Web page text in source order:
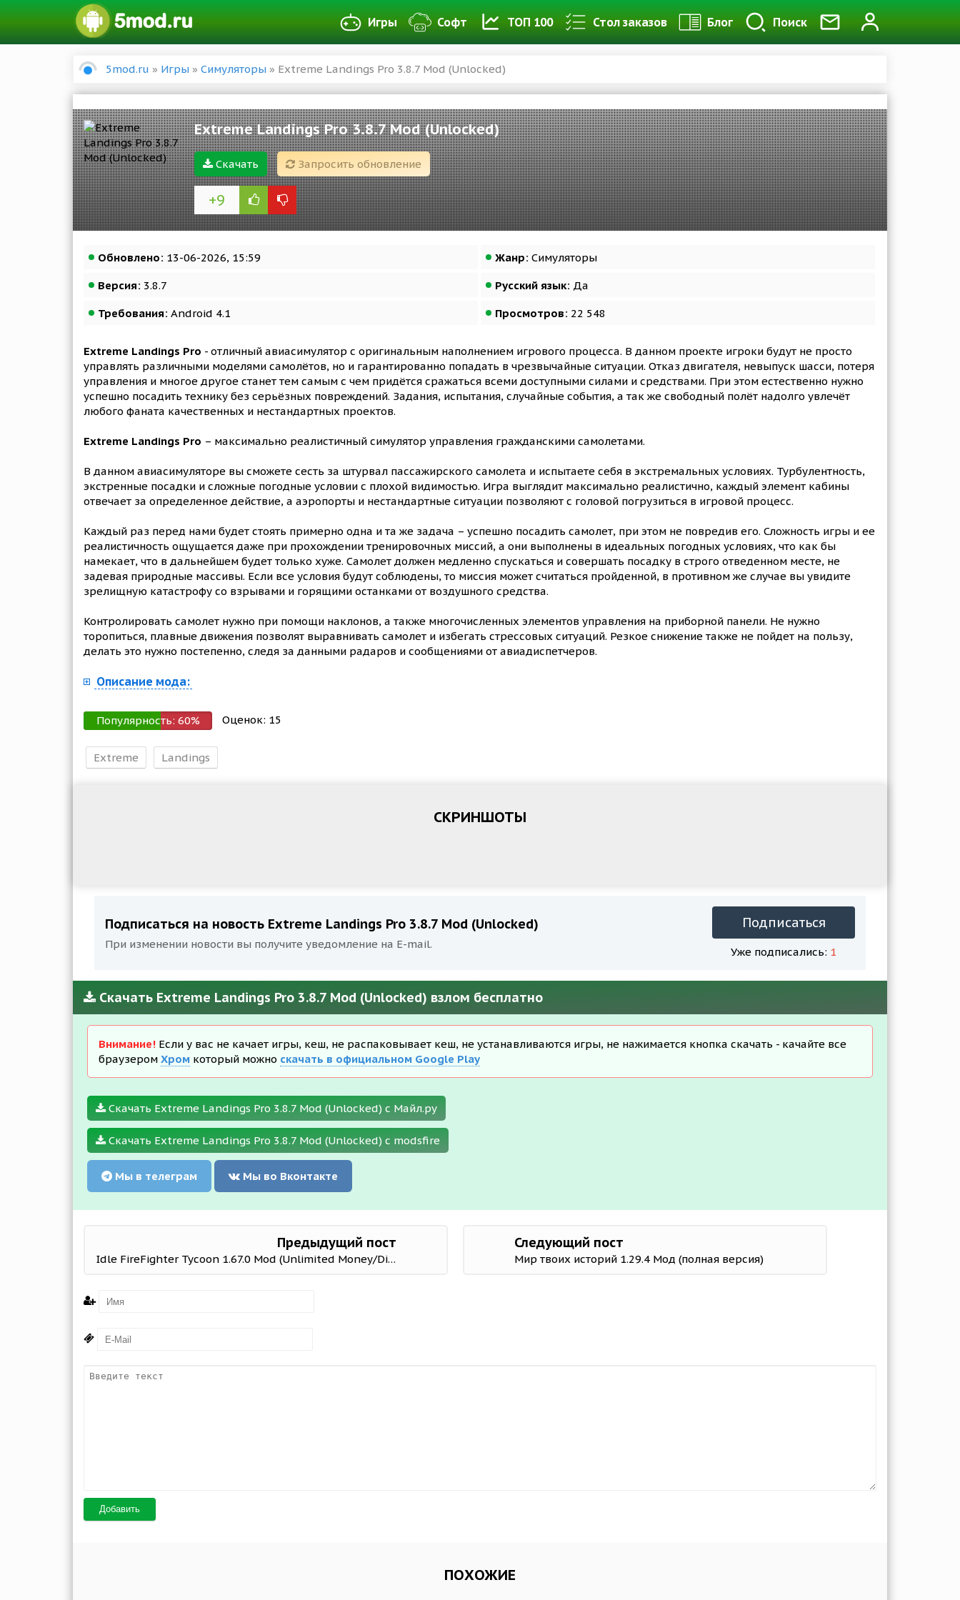
Игры Софт ТОП 100 Стол заказов Блог Поиск
5mod.ru » Игры » Симуляторы » Extreme Landings Pro 3.8.7 Mod (Unlocked)
Extreme Landings Pro 3.8.7 Mod (Unlocked)
Скачать Запросить обновление
+9
Обновлено: 13-06-2026, 15:59 Жанр: Симуляторы
Версия: 3.8.7 Русский язык: Да
Требования: Android 4.1 Просмотров: 22 548
Extreme Landings Pro - отличный авиасимулятор с оригинальным наполнением игрового процесса. В данном проекте игроки будут не просто
управлять различными моделями самолётов, но и гарантированно попадать в чрезвычайные ситуации. Отказ двигателя, невыпуск шасси, потеря
управления и многое другое станет тем самым с чем придётся сражаться всеми доступными силами и средствами. При этом естественно нужно
успешно посадить технику без серьёзных повреждений. Задания, испытания, случайные события, а так же свободный полёт надолго увлечёт
любого фаната качественных и нестандартных проектов.
Extreme Landings Pro – максимально реалистичный симулятор управления гражданскими самолетами.
В данном авиасимуляторе вы сможете сесть за штурвал пассажирского самолета и испытаете себя в экстремальных условиях. Турбулентность,
экстренные посадки и сложные погодные условии с плохой видимостью. Игра выглядит максимально реалистично, каждый элемент кабины
отвечает за определенное действие, а аэропорты и нестандартные ситуации позволяют с головой погрузиться в игровой процесс.
Каждый раз перед нами будет стоять примерно одна и та же задача – успешно посадить самолет, при этом не повредив его. Сложность игры и ее
реалистичность ощущается даже при прохождении тренировочных миссий, а они выполнены в идеальных погодных условиях, что как бы
намекает, что в дальнейшем будет только хуже. Самолет должен медленно спускаться и совершать посадку в строго отведенном месте, не
задевая природные массивы. Если все условия будут соблюдены, то миссия может считаться пройденной, в противном же случае вы увидите
зрелищную катастрофу со взрывами и горящими останками от воздушного средства.
Контролировать самолет нужно при помощи наклонов, а также многочисленных элементов управления на приборной панели. Не нужно
торопиться, плавные движения позволят выравнивать самолет и избегать стрессовых ситуаций. Резкое снижение также не пойдет на пользу,
делать это нужно постепенно, следя за данными радаров и сообщениями от авиадиспетчеров.
Описание мода:
Популярность: 60% Оценок: 15
Extreme Landings
СКРИНШОТЫ
Подписаться на новость Extreme Landings Pro 3.8.7 Mod (Unlocked)
При изменении новости вы получите уведомление на E-mail.
Подписаться
Уже подписались: 1
Скачать Extreme Landings Pro 3.8.7 Mod (Unlocked) взлом бесплатно
Внимание! Если у вас не качает игры, кеш, не распаковывает кеш, не устанавливаются игры, не нажимается кнопка скачать - качайте все
браузером Хром который можно скачать в официальном Google Play
Скачать Extreme Landings Pro 3.8.7 Mod (Unlocked) с Майл.ру
Скачать Extreme Landings Pro 3.8.7 Mod (Unlocked) с modsfire
Мы в телеграм Мы во Вконтакте
Предыдущий пост
Idle FireFighter Tycoon 1.67.0 Mod (Unlimited Money/Diamonds)
Следующий пост
Мир твоих историй 1.29.4 Мод (полная версия)
Добавить
ПОХОЖИЕ